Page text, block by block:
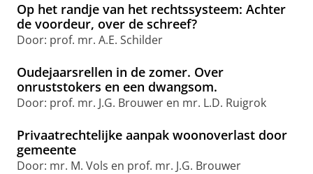
Op het randje van het rechtssysteem: Achter
de voordeur, over de schreef?
Door: prof. mr. A.E. Schilder
Oudejaarsrellen in de zomer. Over
onruststokers en een dwangsom.
Door: prof. mr. J.G. Brouwer en mr. L.D. Ruigrok
Privaatrechtelijke aanpak woonoverlast door
gemeente
Door: mr. M. Vols en prof. mr. J.G. Brouwer